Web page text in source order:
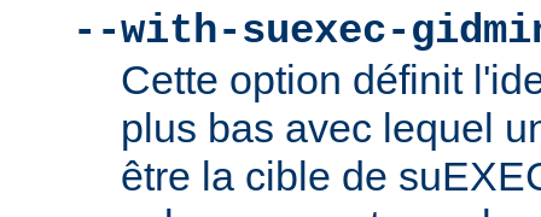
--with-suexec-
Cette option définit
plus bas avec lequel
être la cible de